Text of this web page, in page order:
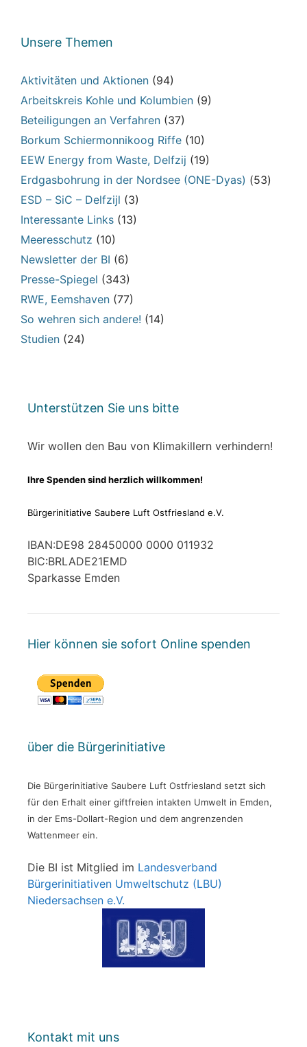
Unsere Themen
Aktivitäten und Aktionen (94)
Arbeitskreis Kohle und Kolumbien (9)
Beteiligungen an Verfahren (37)
Borkum Schiermonnikoog Riffe (10)
EEW Energy from Waste, Delfzij (19)
Erdgasbohrung in der Nordsee (ONE-Dyas) (53)
ESD – SiC – Delfzijl (3)
Interessante Links (13)
Meeresschutz (10)
Newsletter der BI (6)
Presse-Spiegel (343)
RWE, Eemshaven (77)
So wehren sich andere! (14)
Studien (24)
Unterstützen Sie uns bitte
Wir wollen den Bau von Klimakillern verhindern!
Ihre Spenden sind herzlich willkommen!
Bürgerinitiative Saubere Luft Ostfriesland e.V.
IBAN:DE98 28450000 0000 011932
BIC:BRLADE21EMD
Sparkasse Emden
Hier können sie sofort Online spenden
über die Bürgerinitiative
Die Bürgerinitiative Saubere Luft Ostfriesland setzt sich
für den Erhalt einer giftfreien intakten Umwelt in Emden,
in der Ems-Dollart-Region und dem angrenzenden
Wattenmeer ein.
Die BI ist Mitglied im Landesverband
Bürgerinitiativen Umweltschutz (LBU)
Niedersachsen e.V.
Kontakt mit uns